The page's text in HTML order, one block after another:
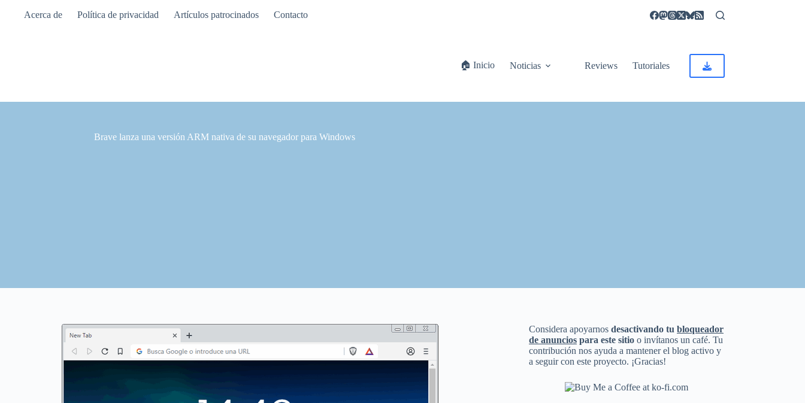
Acerca de Política de privacidad Artículos patrocinados Contacto
🏠 Inicio Noticias Reviews Tutoriales
Brave lanza una versión ARM nativa de su navegador para Windows
Considera apoyarnosdesactivando tubloqueador
de anuncios para este sitio o invítanos un café. Tu
contribución nos ayuda a mantener el blog activo y
a seguir con este proyecto. ¡Gracias!